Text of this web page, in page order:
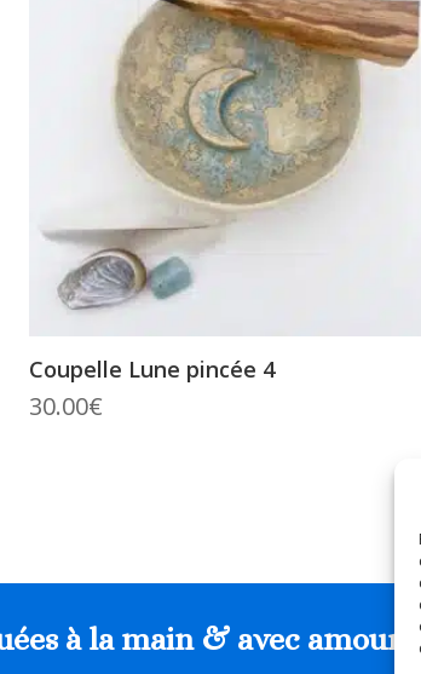
Coupelle Lune pincée 4
30.00€
à la main & avec amour